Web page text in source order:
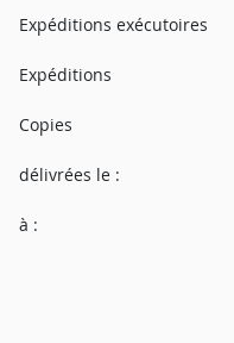
Expéditions exécutoires
Expéditions
Copies
délivrées le :
à :